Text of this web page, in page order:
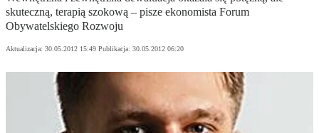
skuteczną, terapią szokową – pisze ekonomista Forum
Obywatelskiego Rozwoju
Aktualizacja: 30.05.2012 15:49 Publikacja: 30.05.2012 06:20